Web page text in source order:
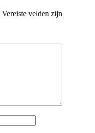
Vereiste velden zijn